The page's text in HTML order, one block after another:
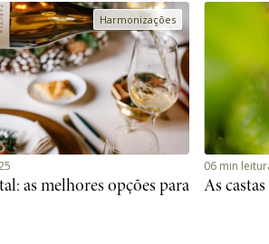
as melhores opções para
As
06 min